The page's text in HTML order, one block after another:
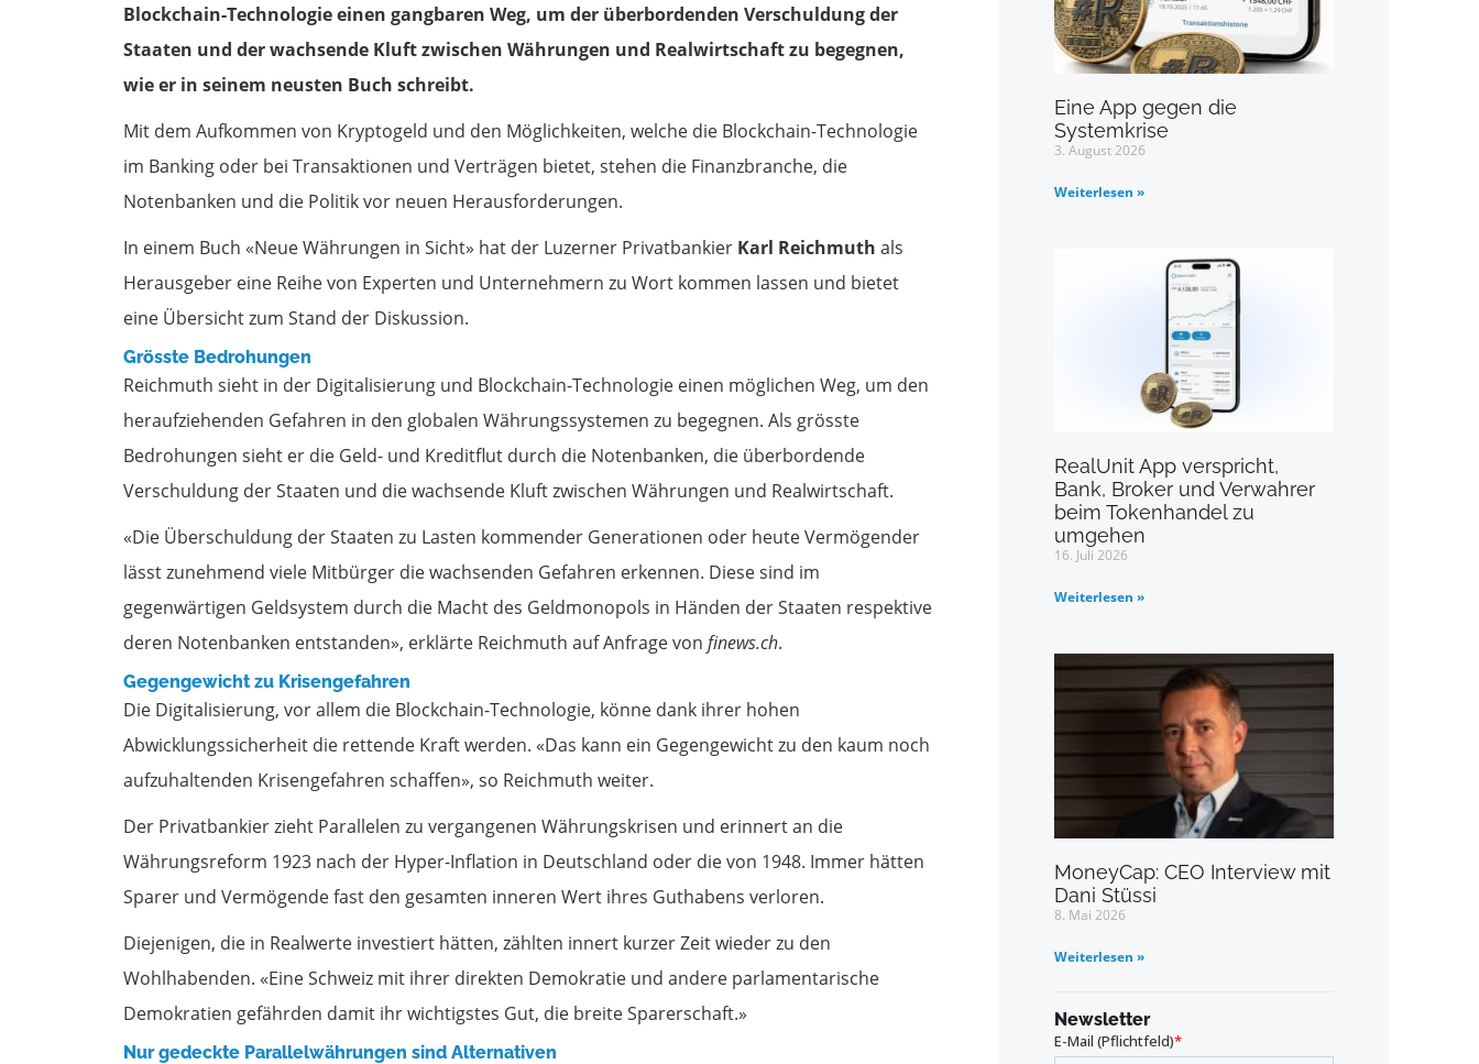
Blockchain-Technologie einen gangbaren Weg, um der überbordenden Verschuldung der
Staaten und der wachsende Kluft zwischen Währungen und Realwirtschaft zu begegnen,
wie er in seinem neusten Buch schreibt.
Mit dem Aufkommen von Kryptogeld und den Möglichkeiten, welche die Blockchain-Technologie
im Banking oder bei Transaktionen und Verträgen bietet, stehen die Finanzbranche, die
Notenbanken und die Politik vor neuen Herausforderungen.
In einem Buch «Neue Währungen in Sicht» hat der Luzerner Privatbankier Karl Reichmuth als
Herausgeber eine Reihe von Experten und Unternehmern zu Wort kommen lassen und bietet
eine Übersicht zum Stand der Diskussion.
Grösste Bedrohungen
Reichmuth sieht in der Digitalisierung und Blockchain-Technologie einen möglichen Weg, um den
heraufziehenden Gefahren in den globalen Währungssystemen zu begegnen. Als grösste
Bedrohungen sieht er die Geld- und Kreditflut durch die Notenbanken, die überbordende
Verschuldung der Staaten und die wachsende Kluft zwischen Währungen und Realwirtschaft.
«Die Überschuldung der Staaten zu Lasten kommender Generationen oder heute Vermögender
lässt zunehmend viele Mitbürger die wachsenden Gefahren erkennen. Diese sind im
gegenwärtigen Geldsystem durch die Macht des Geldmonopols in Händen der Staaten respektive
deren Notenbanken entstanden», erklärte Reichmuth auf Anfrage von finews.ch.
Gegengewicht zu Krisengefahren
Die Digitalisierung, vor allem die Blockchain-Technologie, könne dank ihrer hohen
Abwicklungssicherheit die rettende Kraft werden. «Das kann ein Gegengewicht zu den kaum noch
aufzuhaltenden Krisengefahren schaffen», so Reichmuth weiter.
Der Privatbankier zieht Parallelen zu vergangenen Währungskrisen und erinnert an die
Währungsreform 1923 nach der Hyper-Inflation in Deutschland oder die von 1948. Immer hätten
Sparer und Vermögende fast den gesamten inneren Wert ihres Guthabens verloren.
Diejenigen, die in Realwerte investiert hätten, zählten innert kurzer Zeit wieder zu den
Wohlhabenden. «Eine Schweiz mit ihrer direkten Demokratie und andere parlamentarische
Demokratien gefährden damit ihr wichtigstes Gut, die breite Sparerschaft.»
Nur gedeckte Parallelwährungen sind Alternativen
Eine App gegen die
Systemkrise
3. August 2026
Weiterlesen »
RealUnit App verspricht,
Bank, Broker und Verwahrer
beim Tokenhandel zu
umgehen
16. Juli 2026
Weiterlesen »
MoneyCap: CEO Interview mit
Dani Stüssi
8. Mai 2026
Weiterlesen »
Newsletter